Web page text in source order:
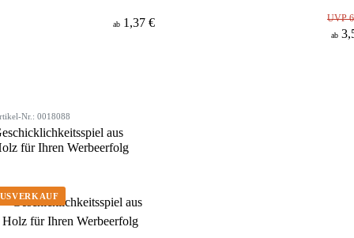
ab 1,37 € UVP
ab
Nr.: 0018088
aus
für Ihren Werbeerfolg